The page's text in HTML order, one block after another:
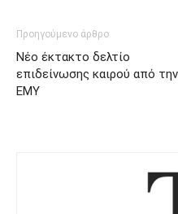
Προηγούμενο άρθρο
Νέο έκτακτο δελτίο
επιδείνωσης καιρού από την
ΕΜΥ